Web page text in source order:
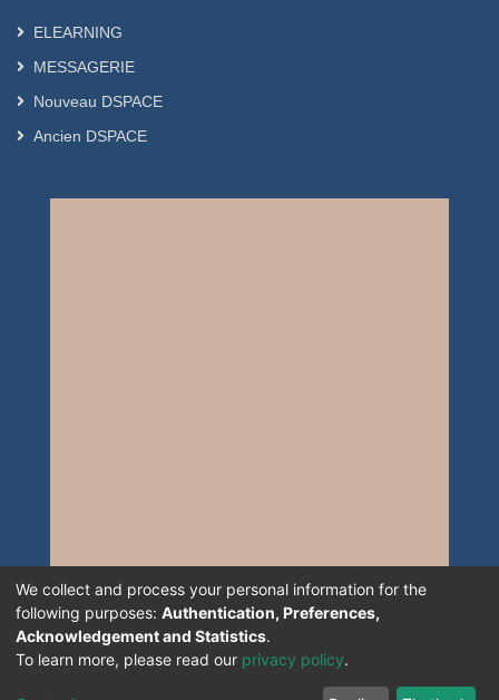
ELEARNING
MESSAGERIE
Nouveau DSPACE
Ancien DSPACE
We collect and process your personal information for the
following purposes: Authentication, Preferences,
Acknowledgement and Statistics.
To learn more, please read our privacy policy.